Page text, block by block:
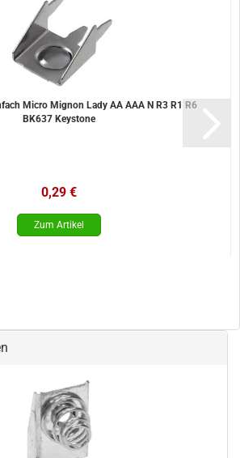
Micro Mignon Lady AA AAA N R3 R1 R6
BK637 Keystone
0,29 €